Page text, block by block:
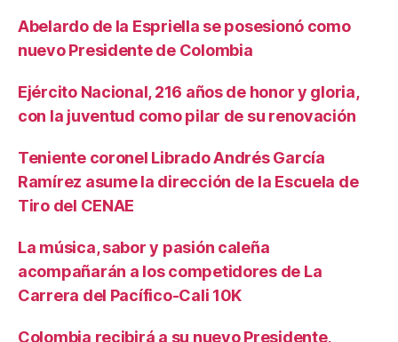
Abelardo de la Espriella se posesionó como
nuevo Presidente de Colombia
Ejército Nacional, 216 años de honor y gloria,
con la juventud como pilar de su renovación
Teniente coronel Librado Andrés García
Ramírez asume la dirección de la Escuela de
Tiro del CENAE
La música, sabor y pasión caleña
acompañarán a los competidores de La
Carrera del Pacífico-Cali 10K
Colombia recibirá a su nuevo Presidente,